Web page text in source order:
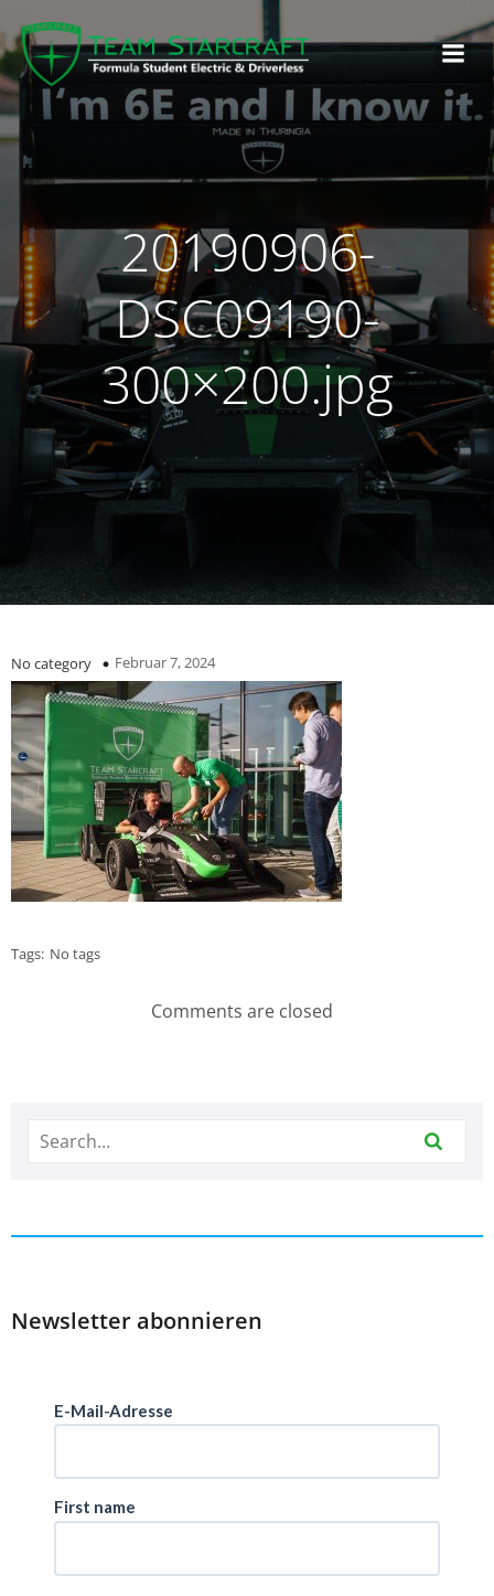
20190906-
DSC09190-
300×200.jpg
No category Februar 7, 2024
Tags: No tags
Comments are closed
Newsletter abonnieren